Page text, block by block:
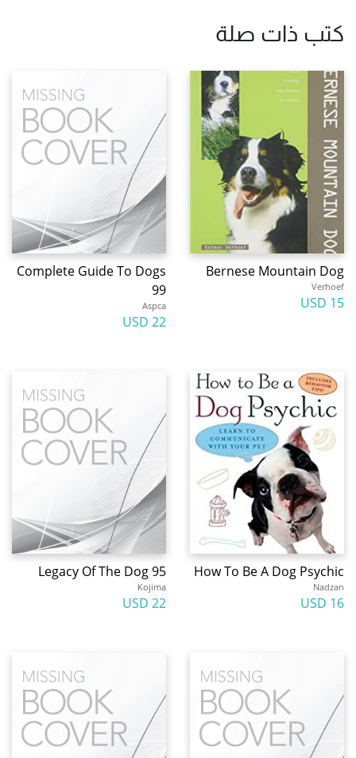
كتب ذات صلة
Bernese Mountain Dog
Verhoef
15 USD
Complete Guide To Dogs
99
Aspca
22 USD
How To Be A Dog Psychic
Nadzan
16 USD
Legacy Of The Dog 95
Kojima
22 USD